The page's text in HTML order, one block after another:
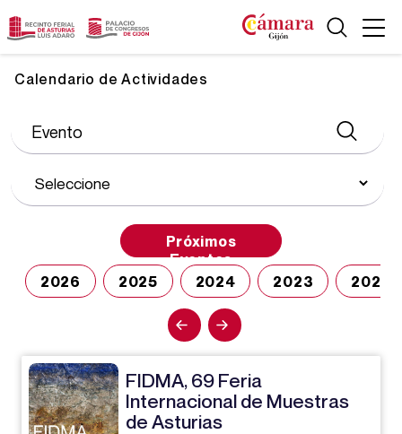
Calendario de Actividades
Próximos
Eventos
2026
2025 2024 2023 2022
FIDMA, 69 Feria
Internacional de Muestras
de Asturias